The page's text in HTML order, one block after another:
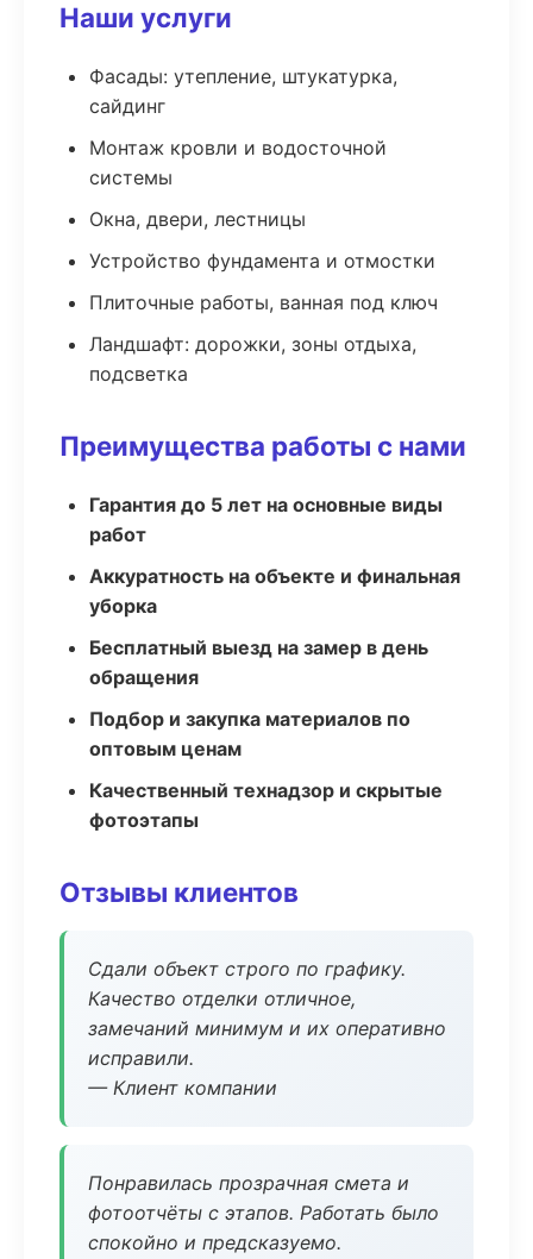
Наши услуги
Фасады: утепление, штукатурка,
сайдинг
Монтаж кровли и водосточной
системы
Окна, двери, лестницы
Устройство фундамента и отмостки
Плиточные работы, ванная под ключ
Ландшафт: дорожки, зоны отдыха,
подсветка
Преимущества работы с нами
Гарантия до 5 лет на основные виды
работ
Аккуратность на объекте и финальная
уборка
Бесплатный выезд на замер в день
обращения
Подбор и закупка материалов по
оптовым ценам
Качественный технадзор и скрытые
фотоэтапы
Отзывы клиентов
Сдали объект строго по графику.
Качество отделки отличное,
замечаний минимум и их оперативно
исправили.
— Клиент компании
Понравилась прозрачная смета и
фотоотчёты с этапов. Работать было
спокойно и предсказуемо.